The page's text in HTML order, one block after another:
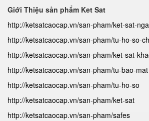
Giới Thiệu sản phẩm Ket Sat
http://ketsatcaocap.vn/san-pham/ket-sat-
http://ketsatcaocap.vn/san-pham/tu-ho-so-
http://ketsatcaocap.vn/san-pham/ket-sat-
http://ketsatcaocap.vn/san-pham/tu-bao-mat
http://ketsatcaocap.vn/san-pham/tu-ho-so
http://ketsatcaocap.vn/san-pham/ket-sat
http://ketsatcaocap.vn/san-pham/safes